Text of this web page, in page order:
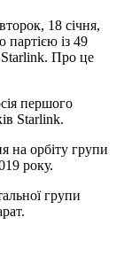
18 січня,
партією із 49
Starlink. Про це
першого
Starlink.
на орбіту групи
року.
групи